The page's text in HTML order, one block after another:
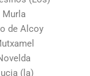
Murla
de Alcoy
(la)